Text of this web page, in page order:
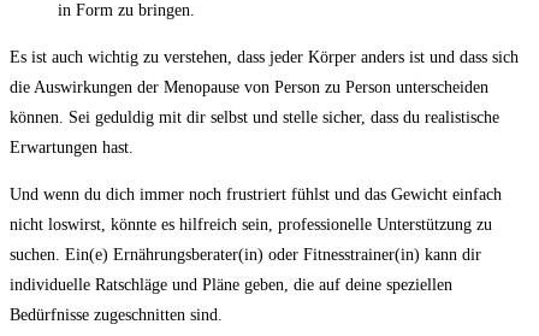
in Form ⁢zu bringen.
Es ist auch ‍wichtig ⁣zu verstehen,‌ dass jeder Körper ⁤anders ist und dass sich
die⁣ Auswirkungen der ⁤Menopause von Person zu Person ⁣unterscheiden
können. Sei geduldig mit dir selbst und stelle sicher, dass du realistische
Erwartungen ⁣hast.
Und wenn ⁤du dich immer‌ noch frustriert‍ fühlst⁣ und das Gewicht ​einfach
nicht loswirst, könnte es hilfreich sein, professionelle Unterstützung zu
suchen. Ein(e) Ernährungsberater(in) oder Fitnesstrainer(in)⁤ kann dir
‌individuelle⁣ Ratschläge und Pläne geben, ‍die⁢ auf deine speziellen
Bedürfnisse zugeschnitten sind.